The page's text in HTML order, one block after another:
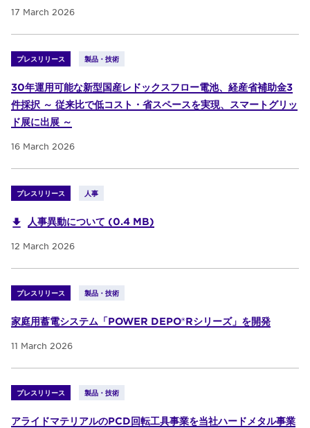
17 March 2026
プレスリリース 製品・技術
30年運用可能な新型国産レドックスフロー電池、経産省補助金3
件採択 ～ 従来比で低コスト・省スペースを実現、スマートグリッ
ド展に出展 ～
16 March 2026
プレスリリース 人事
人事異動について (0.4 MB)
12 March 2026
プレスリリース 製品・技術
家庭用蓄電システム「POWER DEPO®Rシリーズ」を開発
11 March 2026
プレスリリース 製品・技術
アライドマテリアルのPCD回転工具事業を当社ハードメタル事業